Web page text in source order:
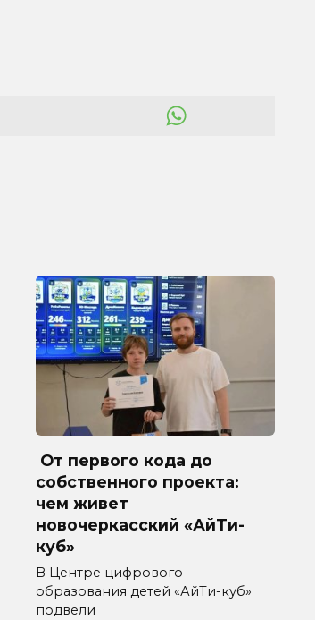
От первого кода до
собственного проекта:
чем живет
новочеркасский «АйТи-
куб»
В Центре цифрового
образования детей «АйТи-куб»
подвели